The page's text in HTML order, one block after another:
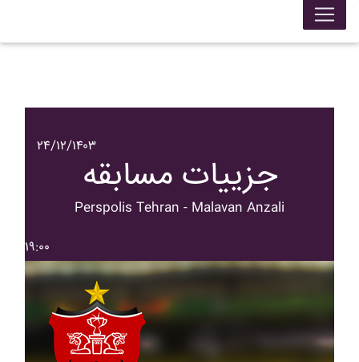
۲۴/۱۲/۱۴۰۳
جزییات مسابقه
Perspolis Tehran - Malavan Anzali
۱۹:۰۰